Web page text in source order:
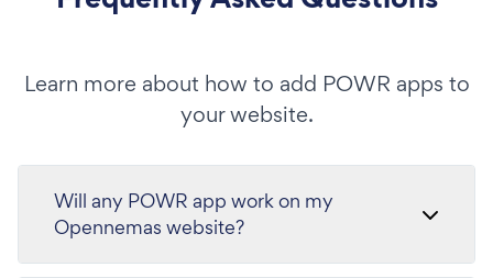
Learn more about how to add POWR apps to
your website.
Will any POWR app work on my
Opennemas website?